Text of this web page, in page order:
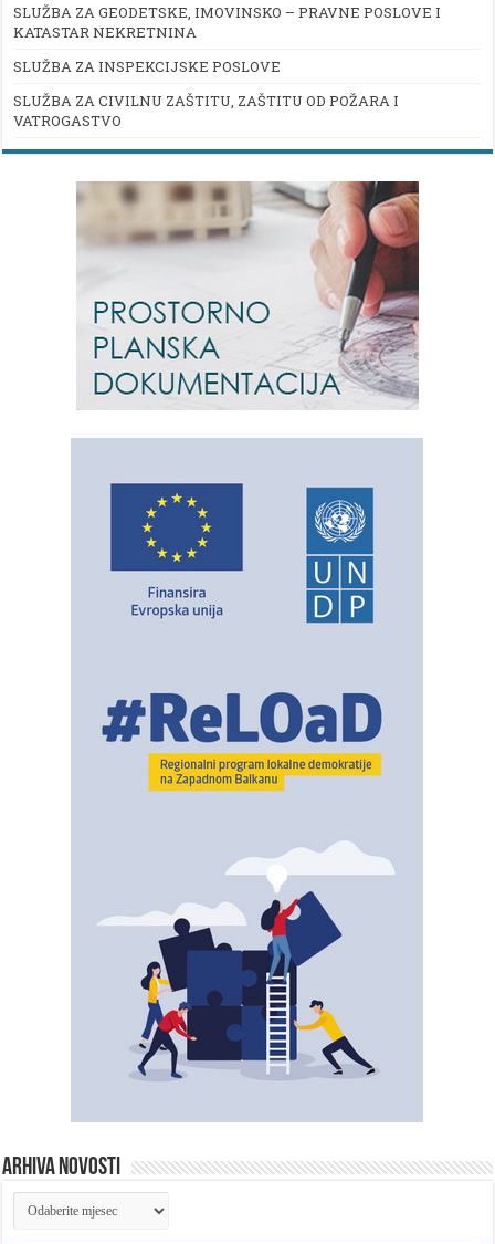
SLUŽBA ZA GEODETSKE, IMOVINSKO – PRAVNE POSLOVE I
KATASTAR NEKRETNINA
SLUŽBA ZA INSPEKCIJSKE POSLOVE
SLUŽBA ZA CIVILNU ZAŠTITU, ZAŠTITU OD POŽARA I
VATROGASTVO
ARHIVA NOVOSTI
ARHIVA
NOVOSTI